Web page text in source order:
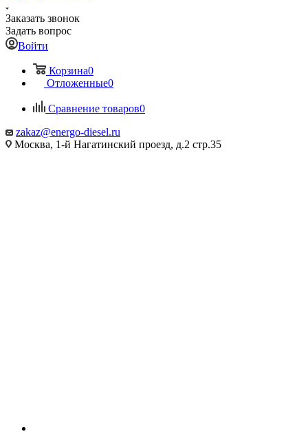
Заказать звонок
Задать вопрос
Войти
Корзина0
Отложенные0
Сравнение товаров0
zakaz@energo-diesel.ru
Москва, 1-й Нагатинский проезд, д.2 стр.35